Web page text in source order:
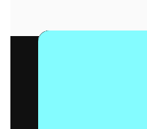
Videor
Den